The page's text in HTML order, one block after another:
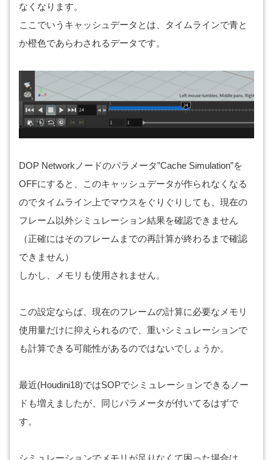
なくなります。
ここでいうキャッシュデータとは、タイムラインで青と
か橙色であらわされるデータです。
DOP Networkノードのパラメータ”Cache Simulation”を
OFFにすると、このキャッシュデータが作られなくなる
のでタイムライン上でマウスをぐりぐりしても、現在の
フレーム以外シミュレーション結果を確認できません
（正確にはそのフレームまでの再計算が終わるまで確認
できません）
しかし、メモリも使用されません。
この設定ならば、現在のフレームの計算に必要なメモリ
使用量だけに抑えられるので、重いシミュレーションで
も計算できる可能性があるのではないでしょうか。
最近(Houdini18)ではSOPでシミュレーションできるノー
ドも増えましたが、同じパラメータが付いてるはずで
す。